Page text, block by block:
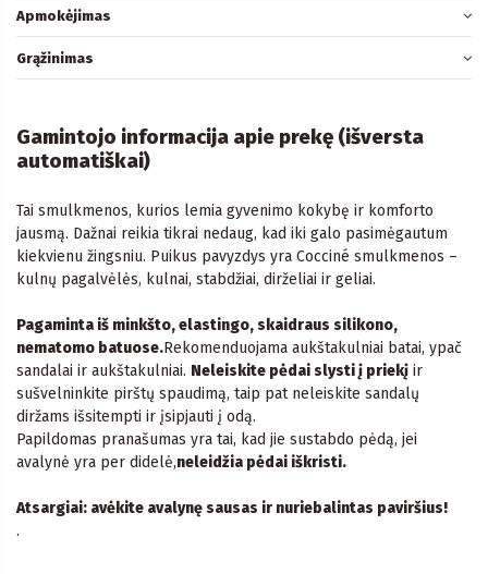
Apmokėjimas
Grąžinimas
Gamintojo informacija apie prekę (išversta
automatiškai)
Tai smulkmenos, kurios lemia gyvenimo kokybę ir komforto
jausmą. Dažnai reikia tikrai nedaug, kad iki galo pasimėgautum
kiekvienu žingsniu. Puikus pavyzdys yra Cocciné smulkmenos –
kulnų pagalvėlės, kulnai, stabdžiai, dirželiai ir geliai.
Pagaminta iš minkšto, elastingo, skaidraus silikono,
nematomo batuose.Rekomenduojama aukštakulniai batai, ypač
sandalai ir aukštakulniai. Neleiskite pėdai slysti į priekį ir
sušvelninkite pirštų spaudimą, taip pat neleiskite sandalų
diržams išsitempti ir įsipjauti į odą.
Papildomas pranašumas yra tai, kad jie sustabdo pėdą, jei
avalynė yra per didelė,neleidžia pėdai iškristi.
Atsargiai: avėkite avalynę sausas ir nuriebalintas paviršius!
.